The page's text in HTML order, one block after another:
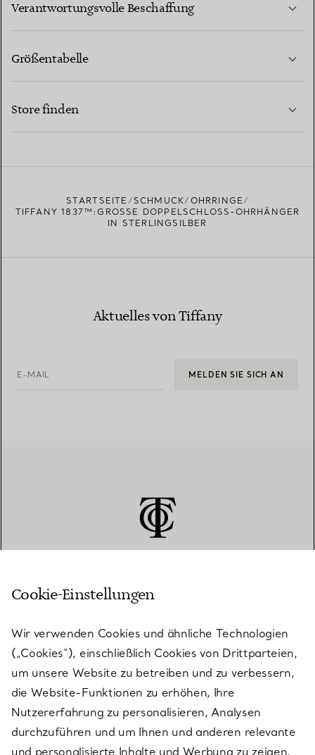
Verantwortungsvolle Beschaffung
Größentabelle
Store finden
STARTSEITE SCHMUCK
OHRRINGE
TIFFANY 1837™:GROSSE DOPPELSCHLOSS-OHRHÄNGER I
N STERLINGSILBER
Aktuelles von Tiffany
E-MAIL MELDEN SIE SICH AN
KUNDENSERVICE
SERVICES
ÜBER TIFFANY & CO.
Cookie-Einstellungen
Wir verwenden Cookies und ähnliche Technologien
(„Cookies“), einschließlich Cookies von Drittparteien,
um unsere Website zu betreiben und zu verbessern,
die Website-Funktionen zu erhöhen, Ihre
Nutzererfahrung zu personalisieren, Analysen
durchzuführen und um Ihnen und anderen relevante
und personalisierte Inhalte und Werbung zu zeigen.